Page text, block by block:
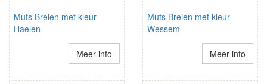
Muts Breien met kleur
Haelen
Meer info
Muts Breien met kleur
Wessem
Meer info